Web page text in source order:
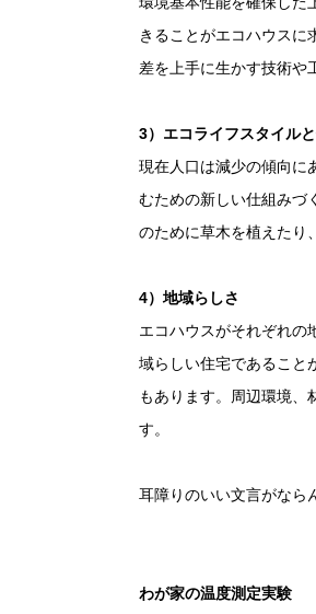
きることがエコハウスに
差を上手に生かす技術や
3）エコライフスタイル
現在人口は減少の傾向に
むための新しい仕組みづ
のために草木を植えたり
4）地域らしさ
エコハウスがそれぞれの
域らしい住宅であること
もあります。周辺環境、
す。
耳障りのいい文言がなら
わが家の温度測定実験